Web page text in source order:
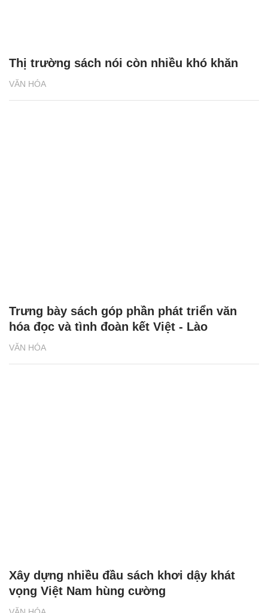
VĂN HÓA
Thị trường sách nói còn nhiều khó khăn
VĂN HÓA
Trưng bày sách góp phần phát triển văn
hóa đọc và tình đoàn kết Việt - Lào
Xây dựng nhiều đầu sách khơi dậy khát
vọng Việt Nam hùng cường